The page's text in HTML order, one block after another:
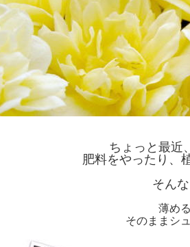
ちょっと最近
肥料をやったり、
そん
薄め
そのままシ